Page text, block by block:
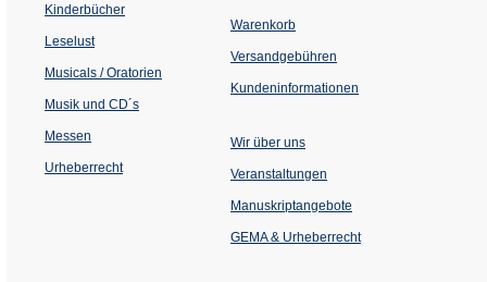
Kinderbücher
Leselust
Musicals / Oratorien
Musik und CD´s
Messen
Urheberrecht
Warenkorb
Versandgebühren
Kundeninformationen
Wir über uns
Veranstaltungen
einem
Tab)
Manuskriptangebote
GEMA & Urheberrecht